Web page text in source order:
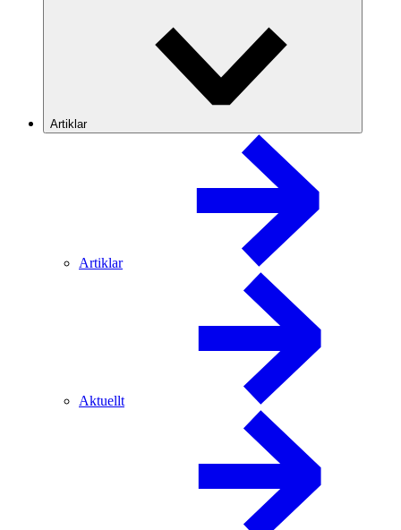
Artiklar
Artiklar
Aktuellt